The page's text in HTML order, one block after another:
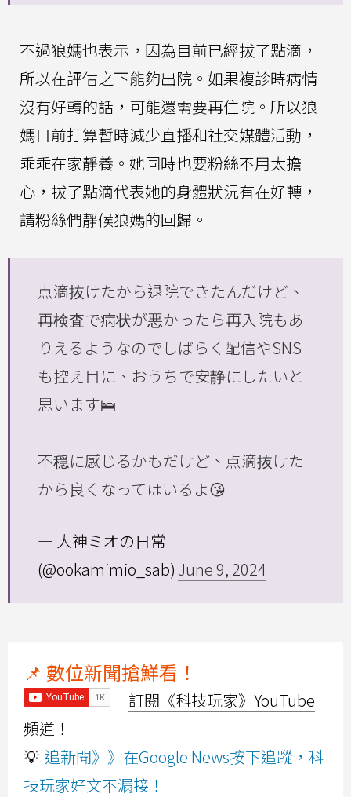
不過狼媽也表示，因為目前已經拔了點滴，
所以在評估之下能夠出院。如果複診時病情
沒有好轉的話，可能還需要再住院。所以狼
媽目前打算暫時減少直播和社交媒體活動，
乖乖在家靜養。她同時也要粉絲不用太擔
心，拔了點滴代表她的身體狀況有在好轉，
請粉絲們靜候狼媽的回歸。
点滴抜けたから退院できたんだけど、
再検査で病状が悪かったら再入院もあ
りえるようなのでしばらく配信やSNS
も控え目に、おうちで安静にしたいと
思います🛌
不穏に感じるかもだけど、点滴抜けた
から良くなってはいるよ😘
— 大神ミオの日常
(@ookamimio_sab) June 9, 2024
📌 數位新聞搶鮮看！
訂閱《科技玩家》YouTube
頻道！
💡 追新聞》》在Google News按下追蹤，科
技玩家好文不漏接！